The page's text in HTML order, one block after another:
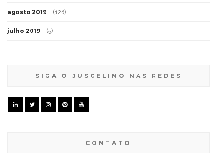
agosto 2019 (126)
julho 2019 (5)
SIGA O JUSCELINO NAS REDES
CONTATO